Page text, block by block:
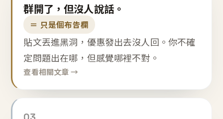
群開了，但沒人說話。
＝ 只是個布告欄
貼文丟進黑洞，優惠發出去沒人回。你不確
定問題出在哪，但感覺哪裡不對。
查看相關文章 →